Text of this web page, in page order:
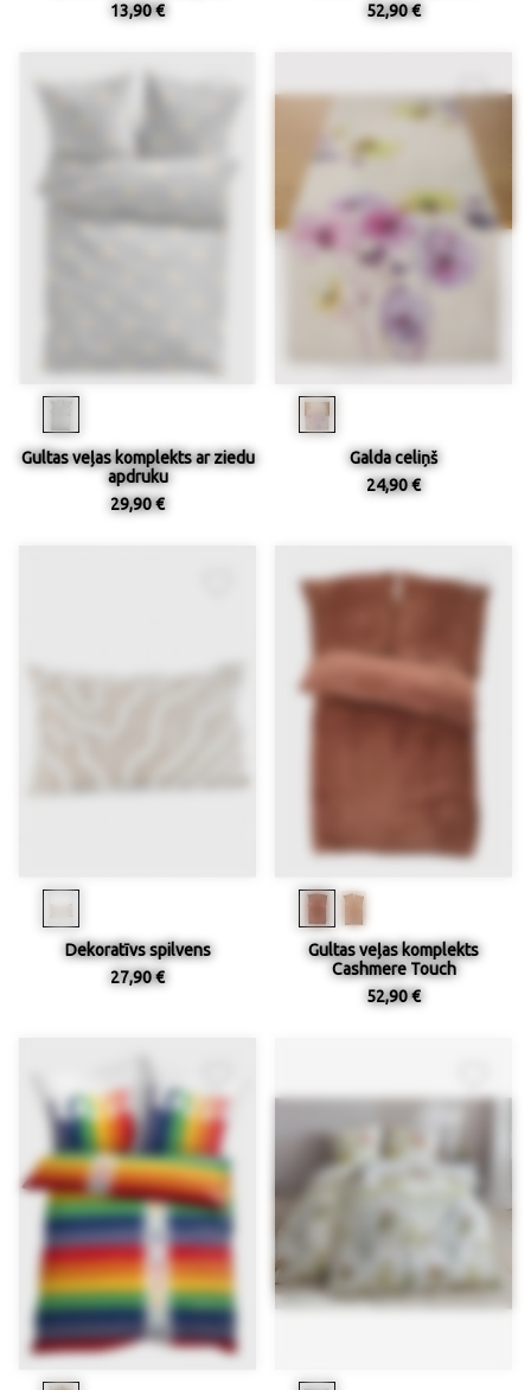
13,90 €
52,90 €
Gultas veļas komplekts ar ziedu
apdruku
29,90 €
Galda celiņš
24,90 €
Dekoratīvs spilvens
27,90 €
Gultas veļas komplekts
Cashmere Touch
52,90 €